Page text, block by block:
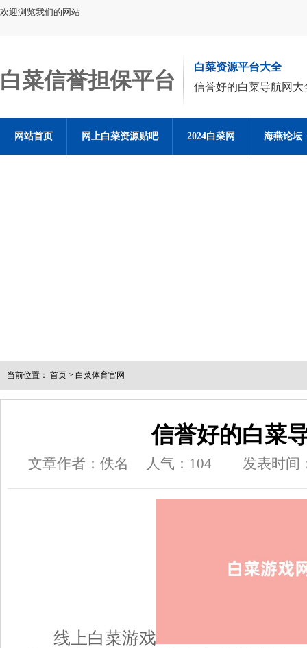
欢迎浏览我们的网站
白菜信誉担保平台
白菜资源平台大全
信誉好的白菜导航网大
网站首页 网上白菜资源贴吧 2024白菜网 海燕论坛
当前位置： 首页 > 白菜体育官网
信誉好的白菜
文章作者：佚名 人气： 104 发表时间
线上白菜游戏